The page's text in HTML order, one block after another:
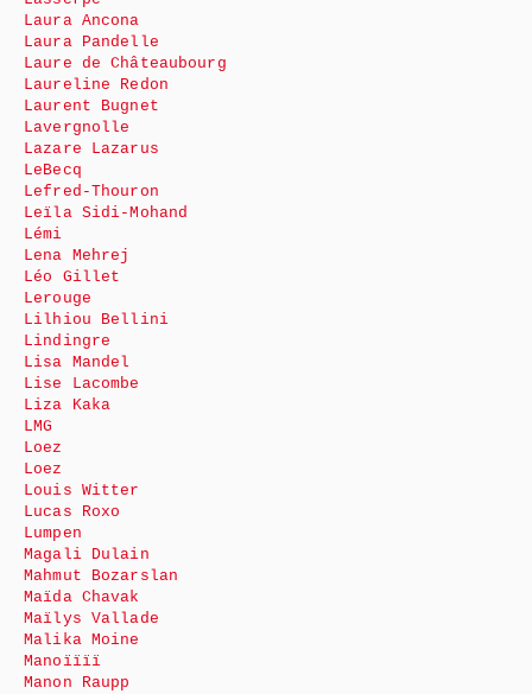
Laura Ancona
Laura Pandelle
Laure de Châteaubourg
Laureline Redon
Laurent Bugnet
Lavergnolle
Lazare Lazarus
LeBecq
Lefred-Thouron
Leïla Sidi-Mohand
Lémi
Lena Mehrej
Léo Gillet
Lerouge
Lilhiou Bellini
Lindingre
Lisa Mandel
Lise Lacombe
Liza Kaka
LMG
Loez
Loez
Louis Witter
Lucas Roxo
Lumpen
Magali Dulain
Mahmut Bozarslan
Maïda Chavak
Maïlys Vallade
Malika Moine
Manoïïïï
Manon Raupp